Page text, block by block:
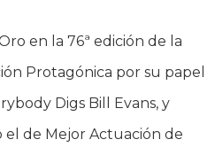
en la 76ª edición de la
Protagónica por su papel
Digs Bill Evans, y
el de Mejor Actuación de